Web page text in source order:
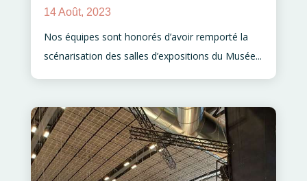
14 Août, 2023
Nos équipes sont honorés d’avoir remporté la
scénarisation des salles d’expositions du Musée...